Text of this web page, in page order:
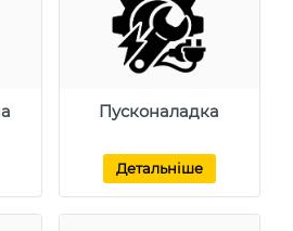
Пусконаладка
Детальніше